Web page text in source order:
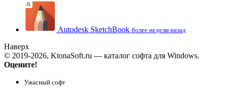
Autodesk SketchBook более недели назад
Наверх
© 2019-2026, KtonaSoft.ru — каталог софта для Windows.
Оцените!
Ужасный софт